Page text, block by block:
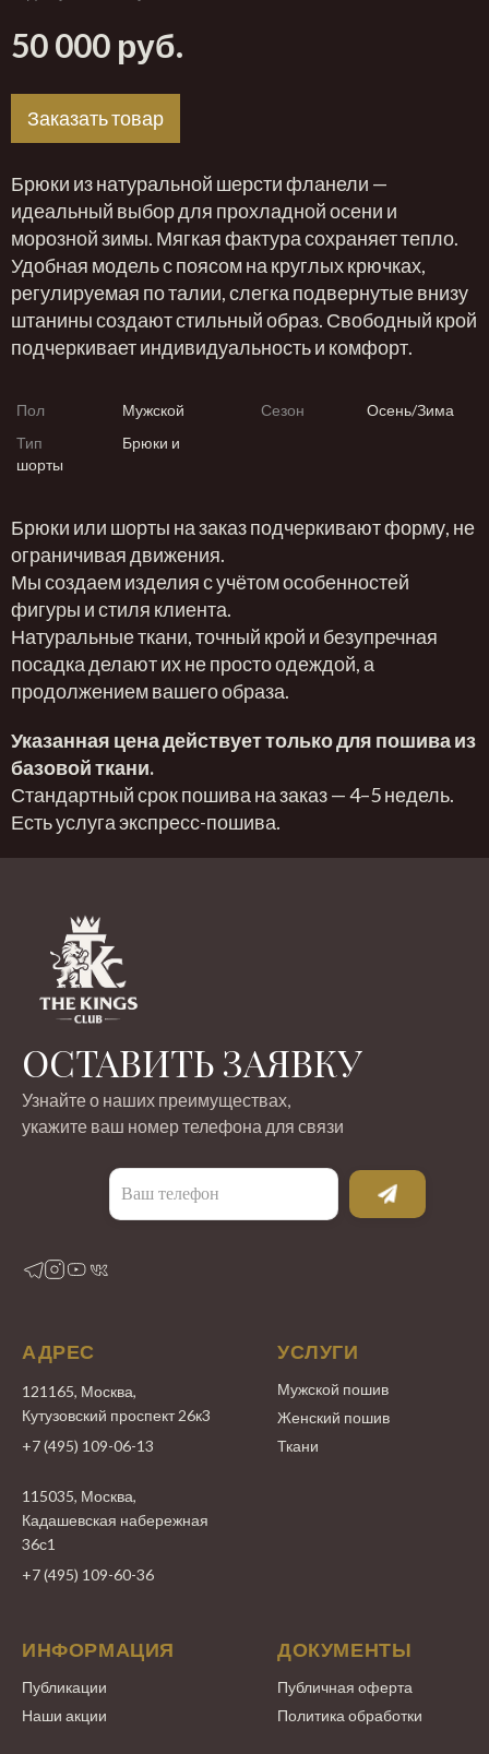
50 000 руб.
Заказать товар
Брюки из натуральной шерсти фланели —
идеальный выбор для прохладной осени и
морозной зимы. Мягкая фактура сохраняет тепло.
Удобная модель с поясом на круглых крючках,
регулируемая по талии, слегка подвернутые внизу
штанины создают стильный образ. Свободный крой
подчеркивает индивидуальность и комфорт.
Пол Мужской Сезон
Осень/Зима
Тип
Брюки и
шорты
Брюки или шорты на заказ подчеркивают форму, не
ограничивая движения.
Мы создаем изделия с учётом особенностей
фигуры и стиля клиента.
Натуральные ткани, точный крой и безупречная
посадка делают их не просто одеждой, а
продолжением вашего образа.
Указанная цена действует только для пошива из
базовой ткани.
Стандартный срок пошива на заказ — 4–5 недель.
Есть услуга экспресс-пошива.
ОСТАВИТЬ ЗАЯВКУ
Узнайте о наших преимуществах,
укажите ваш номер телефона для связи
АДРЕС
121165, Москва,
Кутузовский проспект 26к3
+7 (495) 109-06-13
115035, Москва,
Кадашевская набережная
36с1
+7 (495) 109-60-36
УСЛУГИ
Мужской пошив
Женский пошив
Ткани
ИНФОРМАЦИЯ
Публикации
Наши акции
ДОКУМЕНТЫ
Публичная оферта
Политика обработки